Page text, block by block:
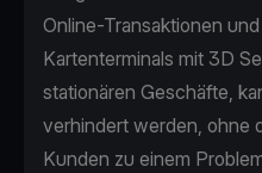
Online-Transaktionen
Kartenterminals mit 3D
stationären Geschäfte,
verhindert werden, ohne
Kunden zu einem